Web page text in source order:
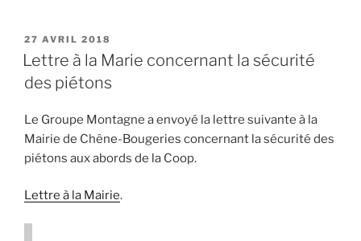
PUBLIÉ
LE
27 AVRIL 2018
Lettre à la Marie concernant la sécurité
des piétons
Le Groupe Montagne a envoyé la lettre suivante à la
Mairie de Chêne-Bougeries concernant la sécurité des
piétons aux abords de la Coop.
Lettre à la Mairie.